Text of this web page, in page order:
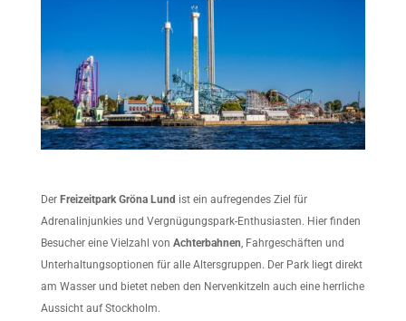
Der Freizeitpark Gröna Lund ist ein aufregendes Ziel für
Adrenalinjunkies und Vergnügungspark-Enthusiasten. Hier finden
Besucher eine Vielzahl von Achterbahnen, Fahrgeschäften und
Unterhaltungsoptionen für alle Altersgruppen. Der Park liegt direkt
am Wasser und bietet neben den Nervenkitzeln auch eine herrliche
Aussicht auf Stockholm.